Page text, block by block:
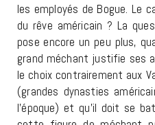
les employés de Bogue. Le
du rêve américain ? La
pose encore un peu plus,
grand méchant justifie ses
le choix contrairement aux
(grandes dynasties
l’époque) et qu’il doit se